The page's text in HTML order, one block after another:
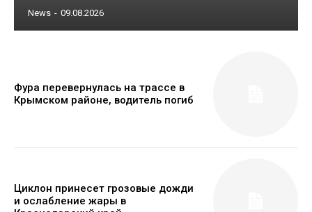
News - 09.08.2026
Фура перевернулась на трассе в
Крымском районе, водитель погиб
Циклон принесет грозовые дожди
и ослабление жары в